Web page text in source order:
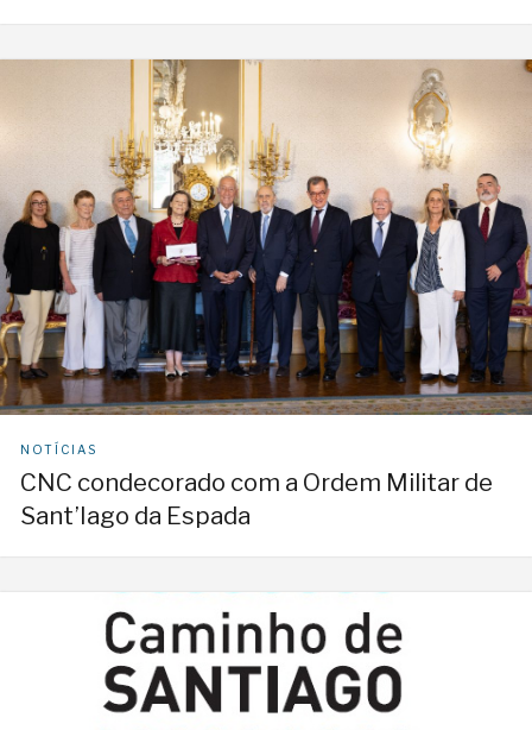
NOTÍCIAS
CNC condecorado com a Ordem Militar de
Sant’Iago da Espada